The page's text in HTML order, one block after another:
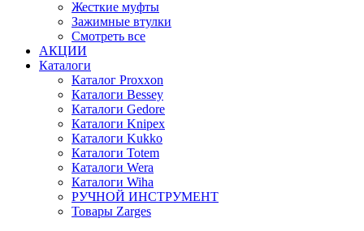
Жесткие муфты
Зажимные втулки
Смотреть все
АКЦИИ
Каталоги
Каталог Proxxon
Каталоги Bessey
Каталоги Gedore
Каталоги Knipex
Каталоги Kukko
Каталоги Totem
Каталоги Wera
Каталоги Wiha
РУЧНОЙ ИНСТРУМЕНТ
Товары Zarges